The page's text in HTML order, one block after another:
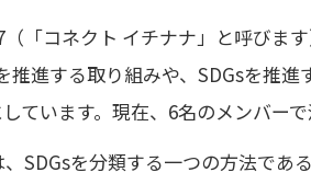
「コネクト イチナナ」と呼びま
推進する取り組みや、SDGsを推
ています。現在、6名のメンバーで
、SDGsを分類する一つの方法で